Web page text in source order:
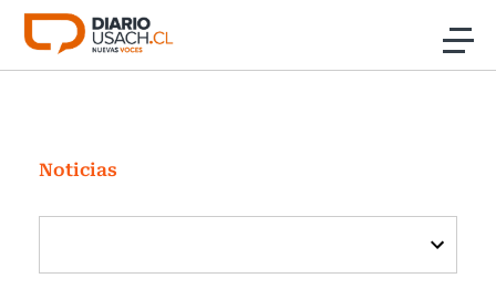
Click acá para ir directamente al contenido
Investigación
Cultura
Programas Radio y TV Usach
Noticias